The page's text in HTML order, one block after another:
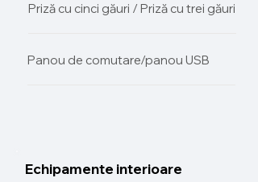
Priză cu cinci găuri / Priză cu trei găuri
Panou de comutare/panou USB
Echipamente interioare